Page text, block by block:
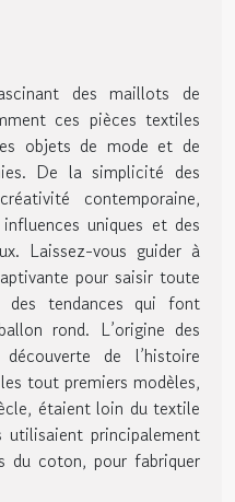
des maillots de
ces pièces textiles
objets de mode et de
De la simplicité des
contemporaine,
uniques et des
Laissez-vous guider à
pour saisir toute
des tendances qui font
rond. L’origine des
de l’histoire
tout premiers modèles,
étaient loin du textile
principalement
du coton, pour fabriquer